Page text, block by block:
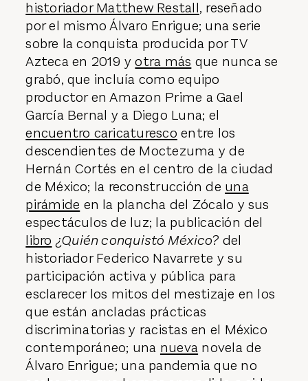
invasión española, entre ellosuno del
historiador Matthew Restall, reseñado
por el mismo Álvaro Enrigue; una serie
sobre la conquista producida por TV
Azteca en 2019 y otra másque nunca se
grabó, que incluía como equipo
productor en Amazon Prime a Gael
García Bernal y a Diego Luna; el
encuentro caricaturescoentre los
descendientes de Moctezuma y de
Hernán Cortés en el centro de la ciudad
de México; la reconstrucción deuna
pirámideen la plancha del Zócalo y sus
espectáculos de luz; la publicación del
libro¿Quién conquistó México?del
historiador Federico Navarrete y su
participación activa y pública para
esclarecer los mitos del mestizaje en los
que están ancladas prácticas
discriminatorias y racistas en el México
contemporáneo; unanuevanovela de